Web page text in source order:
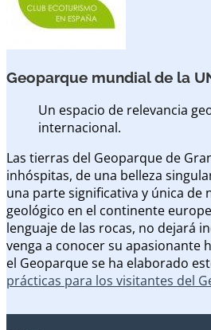
Geoparque mundial de la
Un espacio de relevancia
internacional.
Las tierras del Geoparque de
inhóspitas, de una belleza
una parte significativa y única
geológico en el continente
lenguaje de las rocas, no dejará
venga a conocer su apasionante
el Geoparque se ha elaborado
prácticas para los visitantes del